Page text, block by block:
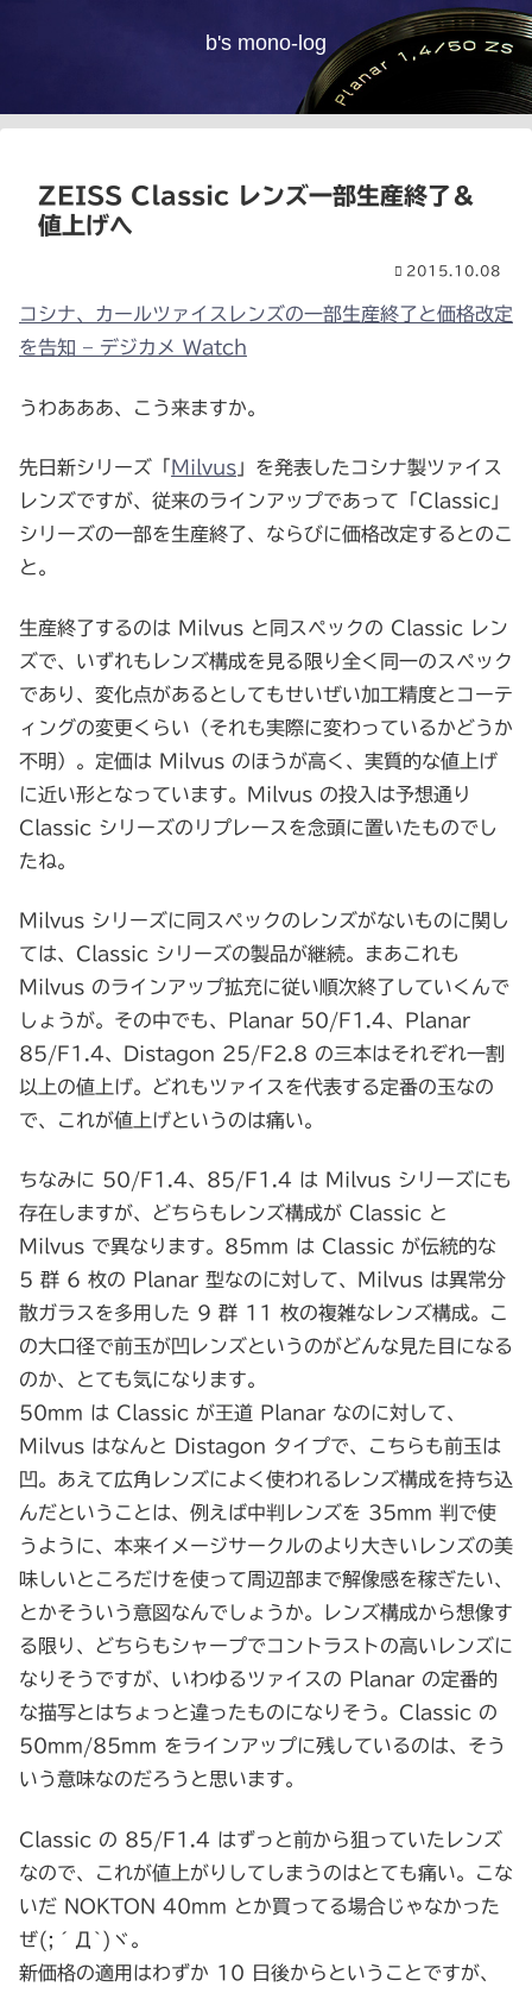
b's mono-log
ZEISS Classic レンズ一部生産終了＆
値上げへ
2015.10.08
コシナ、カールツァイスレンズの一部生産終了と価格改定
を告知 – デジカメ Watch
うわあああ、こう来ますか。
先日新シリーズ「 Milvus 」を発表したコシナ製ツァイス
レンズですが、従来のラインアップであって「Classic」
シリーズの一部を生産終了、ならびに価格改定するとのこ
と。
生産終了するのは Milvus と同スペックの Classic レン
ズで、いずれもレンズ構成を見る限り全く同一のスペック
であり、変化点があるとしてもせいぜい加工精度とコーテ
ィングの変更くらい（それも実際に変わっているかどうか
不明）。定価は Milvus のほうが高く、実質的な値上げ
に近い形となっています。Milvus の投入は予想通り
Classic シリーズのリプレースを念頭に置いたものでし
たね。
Milvus シリーズに同スペックのレンズがないものに関し
ては、Classic シリーズの製品が継続。まあこれも
Milvus のラインアップ拡充に従い順次終了していくんで
しょうが。その中でも、Planar 50/F1.4、Planar
85/F1.4、Distagon 25/F2.8 の三本はそれぞれ一割
以上の値上げ。どれもツァイスを代表する定番の玉なの
で、これが値上げというのは痛い。
ちなみに 50/F1.4、85/F1.4 は Milvus シリーズにも
存在しますが、どちらもレンズ構成が Classic と
Milvus で異なります。85mm は Classic が伝統的な
5 群 6 枚の Planar 型なのに対して、Milvus は異常分
散ガラスを多用した 9 群 11 枚の複雑なレンズ構成。こ
の大口径で前玉が凹レンズというのがどんな見た目になる
のか、とても気になります。
50mm は Classic が王道 Planar なのに対して、
Milvus はなんと Distagon タイプで、こちらも前玉は
凹。あえて広角レンズによく使われるレンズ構成を持ち込
んだということは、例えば中判レンズを 35mm 判で使
うように、本来イメージサークルのより大きいレンズの美
味しいところだけを使って周辺部まで解像感を稼ぎたい、
とかそういう意図なんでしょうか。レンズ構成から想像す
る限り、どちらもシャープでコントラストの高いレンズに
なりそうですが、いわゆるツァイスの Planar の定番的
な描写とはちょっと違ったものになりそう。Classic の
50mm/85mm をラインアップに残しているのは、そう
いう意味なのだろうと思います。
Classic の 85/F1.4 はずっと前から狙っていたレンズ
なので、これが値上がりしてしまうのはとても痛い。こな
いだ NOKTON 40mm とか買ってる場合じゃなかった
ぜ(;´Д`)ヾ。
新価格の適用はわずか 10 日後からということですが、